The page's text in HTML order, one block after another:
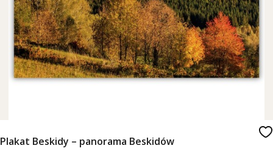
Plakat Beskidy – panorama Beskidów